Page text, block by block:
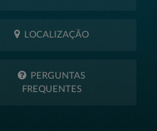
LOCALIZAÇÃO
PERGUNTAS
FREQUENTES